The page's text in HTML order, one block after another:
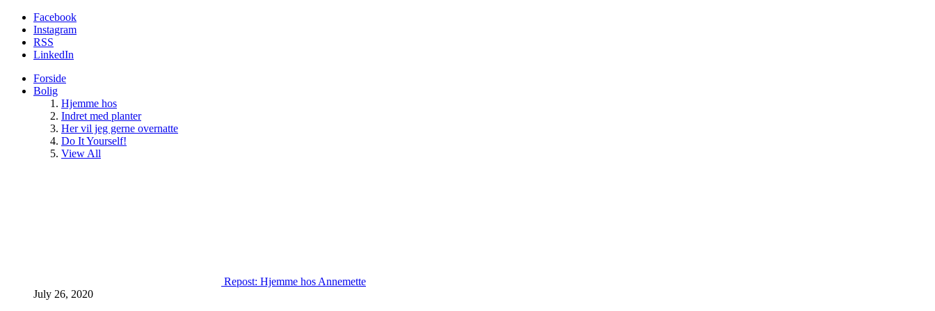
Facebook
Instagram
RSS
LinkedIn
Forside
Bolig
Hjemme hos
Indret med planter
Her vil jeg gerne overnatte
Do It Yourself!
View All
Repost: Hjemme hos Annemette
July 26, 2020